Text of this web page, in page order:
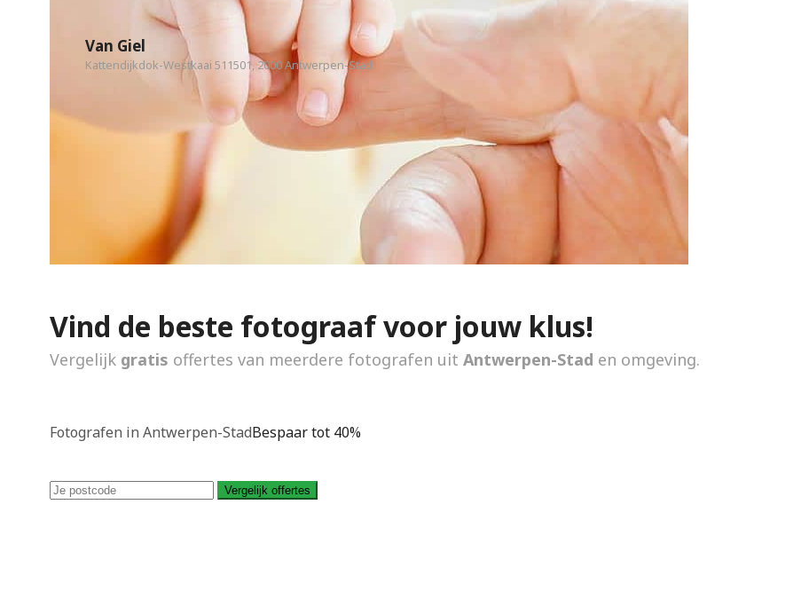
Van Giel
Kattendijkdok-Westkaai 511501, 2000 Antwerpen-Stad
Vind de beste fotograaf voor jouw klus!
Vergelijk gratis offertes van meerdere fotografen uit Antwerpen-Stad en omgeving.
Fotografen in Antwerpen-StadBespaar tot 40%
Vergelijk offertes